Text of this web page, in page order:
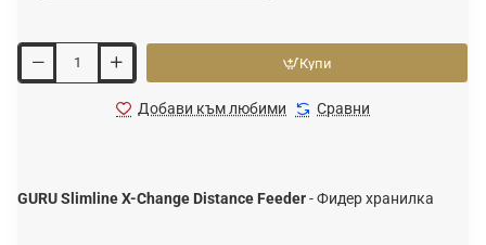
Купи
Добави към любими Сравни
GURU Slimline X-Change Distance Feeder- Фидер хранилка